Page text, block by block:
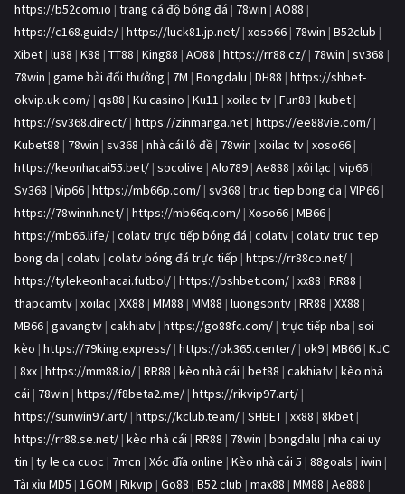
https://b52com.io | trang cá độ bóng đá | 78win | AO88 |
https://c168.guide/ | https://luck81.jp.net/ | xoso66 | 78win | B52club |
Xibet | lu88 | K88 | TT88 | King88 | AO88 | https://rr88.cz/ | 78win | sv368 |
78win | game bài đổi thưởng | 7M | Bongdalu | DH88 | https://shbet-
okvip.uk.com/ | qs88 | Ku casino | Ku11 | xoilac tv | Fun88 | kubet |
https://sv368.direct/ | https://zinmanga.net | https://ee88vie.com/ |
Kubet88 | 78win | sv368 | nhà cái lô đề | 78win | xoilac tv | xoso66 |
https://keonhacai55.bet/ | socolive | Alo789 | Ae888 | xôi lạc | vip66 |
Sv368 | Vip66 | https://mb66p.com/ | sv368 | truc tiep bong da | VIP66 |
https://78winnh.net/ | https://mb66q.com/ | Xoso66 | MB66 |
https://mb66.life/ | colatv trực tiếp bóng đá | colatv | colatv truc tiep
bong da | colatv | colatv bóng đá trực tiếp | https://rr88co.net/ |
https://tylekeonhacai.futbol/ | https://bshbet.com/ | xx88 | RR88 |
thapcamtv | xoilac | XX88 | MM88 | MM88 | luongsontv | RR88 | XX88 |
MB66 | gavangtv | cakhiatv | https://go88fc.com/ | trực tiếp nba | soi
kèo | https://79king.express/ | https://ok365.center/ | ok9 | MB66 | KJC
| 8xx | https://mm88.io/ | RR88 | kèo nhà cái | bet88 | cakhiatv | kèo nhà
cái | 78win | https://f8beta2.me/ | https://rikvip97.art/ |
https://sunwin97.art/ | https://kclub.team/ | SHBET | xx88 | 8kbet |
https://rr88.se.net/ | kèo nhà cái | RR88 | 78win | bongdalu | nha cai uy
tin | ty le ca cuoc | 7mcn | Xóc đĩa online | Kèo nhà cái 5 | 88goals | iwin |
Tài xỉu MD5 | 1GOM | Rikvip | Go88 | B52 club | max88 | MM88 | Ae888 |